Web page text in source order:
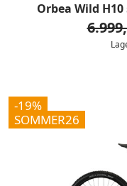
Orbea Wild
-19%
SOMMER26